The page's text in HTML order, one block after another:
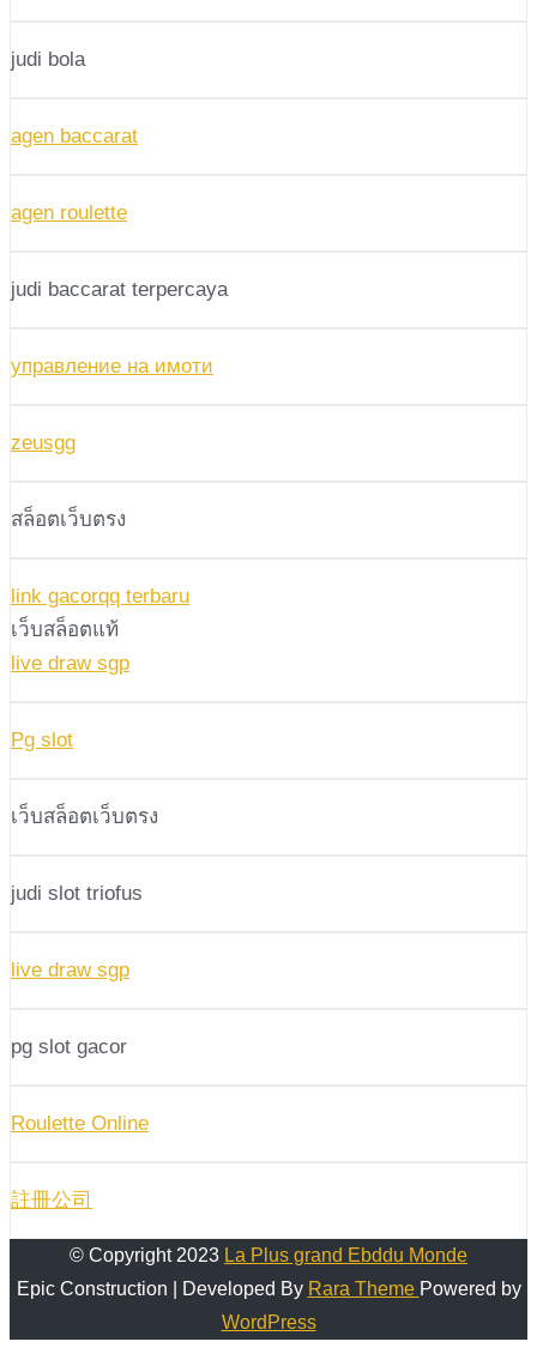
judi bola
agen baccarat
agen roulette
judi baccarat terpercaya
управление на имоти
zeusgg
สล็อตเว็บตรง
link gacorqq terbaru
เว็บสล็อตแท้
live draw sgp
Pg slot
เว็บสล็อตเว็บตรง
judi slot triofus
live draw sgp
pg slot gacor
Roulette Online
註冊公司
© Copyright 2023 La Plus grand Ebddu Monde
Epic Construction | Developed By Rara Theme Powered by
WordPress